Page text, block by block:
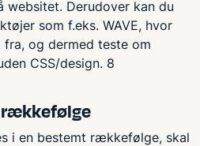
websitet. Derudover kan du
som f.eks. WAVE, hvor
og dermed teste om
CSS/design. 8
i en bestemt rækkefølge, skal